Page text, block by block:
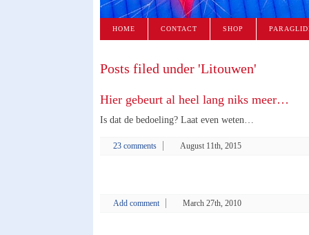
HOME CONTACT SHOP
Posts filed under 'Litouwen'
Hier gebeurt al heel lang niks meer…
Is dat de bedoeling? Laat even weten…
23 comments August 11th, 2015
Add comment March 27th, 2010